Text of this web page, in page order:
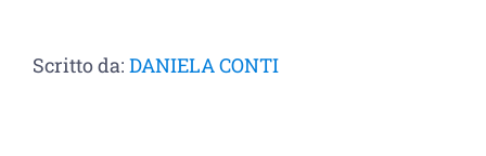
Scritto da: DANIELA CONTI